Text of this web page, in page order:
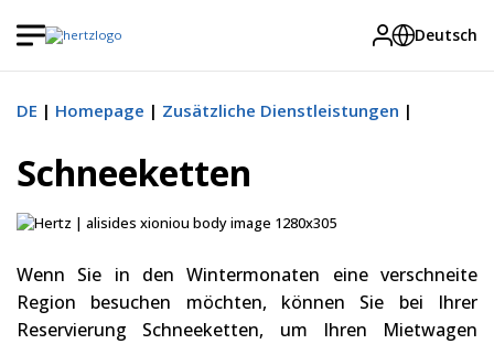
Deutsch
DE Homepage Zusätzliche Dienstleistungen
Schneeketten
Wenn Sie in den Wintermonaten eine verschneite
Region besuchen möchten, können Sie bei Ihrer
Reservierung Schneeketten, um Ihren Mietwagen